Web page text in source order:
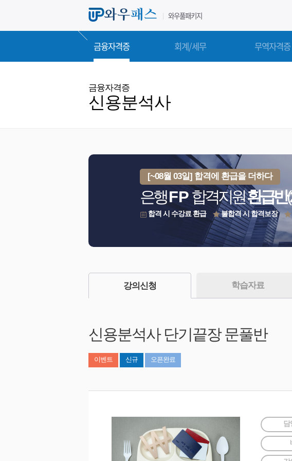
와우풀패키지
금융자격증
신용분석사
금융자격증 회계/세무 무역자격증
[~08월 03일] 합격에 환급을 더하다
은행FP합격지원환급반
합격 시 수강료 환급 불합격 시 합격보장
강의신청 학습자료
신용분석사 단기끝장 문풀반
이벤트 신규 오픈완료
담